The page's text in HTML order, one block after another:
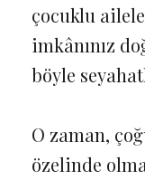
çocuklu
imkânınız
böyle
O zaman,
özelinde